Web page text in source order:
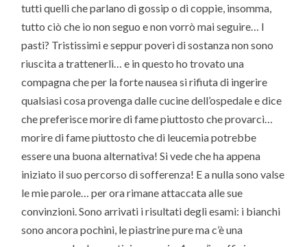
tutti quelli che parlano di gossip o di coppie, insomma,
tutto ciò che io non seguo e non vorrò mai seguire… I
pasti? Tristissimi e seppur poveri di sostanza non sono
riuscita a trattenerli… e in questo ho trovato una
compagna che per la forte nausea si rifiuta di ingerire
qualsiasi cosa provenga dalle cucine dell’ospedale e dice
che preferisce morire di fame piuttosto che provarci…
morire di fame piuttosto che di leucemia potrebbe
essere una buona alternativa! Si vede che ha appena
iniziato il suo percorso di sofferenza! E a nulla sono valse
le mie parole… per ora rimane attaccata alle sue
convinzioni. Sono arrivati i risultati degli esami: i bianchi
sono ancora pochini, le piastrine pure ma c’è una